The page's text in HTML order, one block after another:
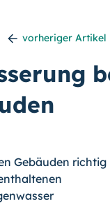
vorheriger Artikel
Gebäuden richtig